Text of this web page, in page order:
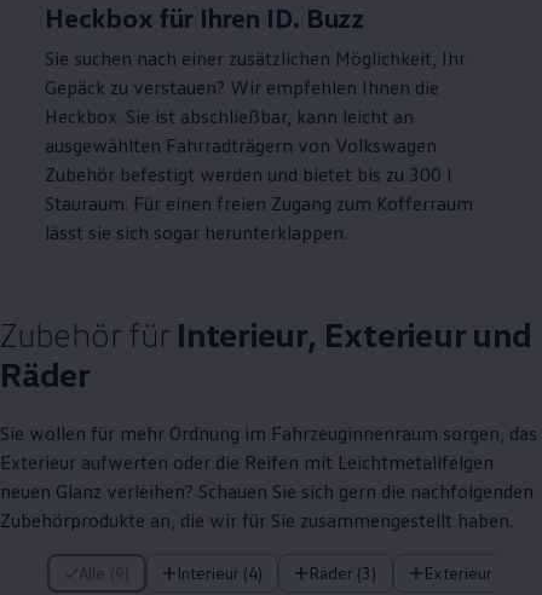
Heckbox für Ihren ID. Buzz
Sie suchen nach einer zusätzlichen Möglichkeit, Ihr
Gepäck zu verstauen? Wir empfehlen Ihnen die
Heckbox. Sie ist abschließbar, kann leicht an
ausgewählten Fahrradträgern von Volkswagen
Zubehör befestigt werden und bietet bis zu 300 l
Stauraum. Für einen freien Zugang zum Kofferraum
lässt sie sich sogar herunterklappen.
Zubehörfür Interieur, Exterieur und
Räder
Sie wollen für mehr Ordnung im Fahrzeuginnenraum sorgen, das
Exterieur aufwerten oder die Reifen mit Leichtmetallfelgen
neuen Glanz verleihen? Schauen Sie sich gern die nachfolgenden
Zubehörprodukte an, die wir für Sie zusammengestellt haben.
Alle (9) Interieur (4) Räder (3) Exterieur (2)
9 von 9 Details